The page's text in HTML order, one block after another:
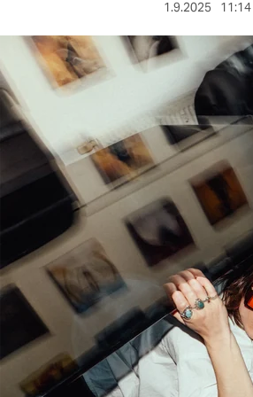
nord
wahrheit
verlag
verlag
veranstaltungen
shop
fragen & hilfe
unterstützen
genossenschaft
1.9.2025